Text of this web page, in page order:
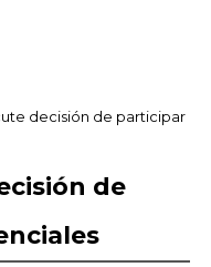
decisión de participar
de